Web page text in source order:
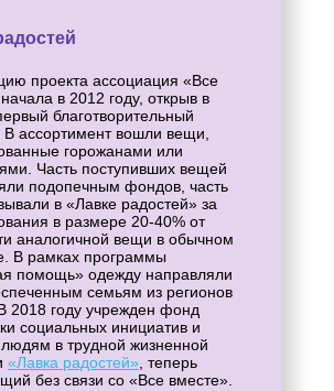
проекта ассоциация «Все
в 2012 году, открыв в
благотворительный
В ассортимент вошли вещи,
горожанами или
Часть поступивших вещей
подопечным фондов, часть
в «Лавке радостей» за
в размере 20-40% от
аналогичной вещи в обычном
В рамках программы
помощь» одежду направляли
семьям из регионов
2018 году учрежден фонд
социальных инициатив и
в трудной жизненной
«Лавка радостей», теперь
без связи со «Все вместе».